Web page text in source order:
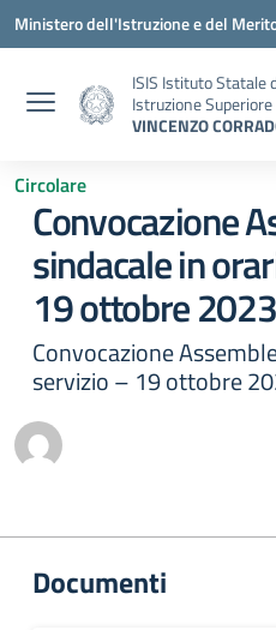
Vai ai contenuti
Vai al menu di navigazione
Vai al footer
Ministero dell'Istruzione e del
ISIS Istituto Statale
Istruzione Superiore
VINCENZO
Circolare
Convocazione
sindacale in
19 ottobre
Convocazione
servizio – 19 ottobre
Documenti